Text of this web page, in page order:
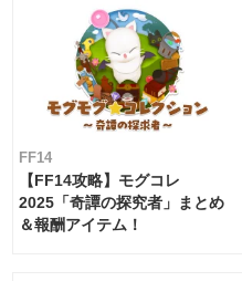
FF14
【FF14攻略】モグコレ
2025「奇譚の探究者」まとめ
＆報酬アイテム！